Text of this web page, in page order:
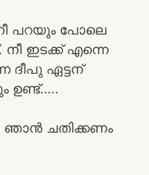
പറയും പോലെ
ഇടക്ക് എന്നെ
ദീപു ഏട്ടന്
ഉണ്ട്…..
ഞാൻ ചതിക്കണം